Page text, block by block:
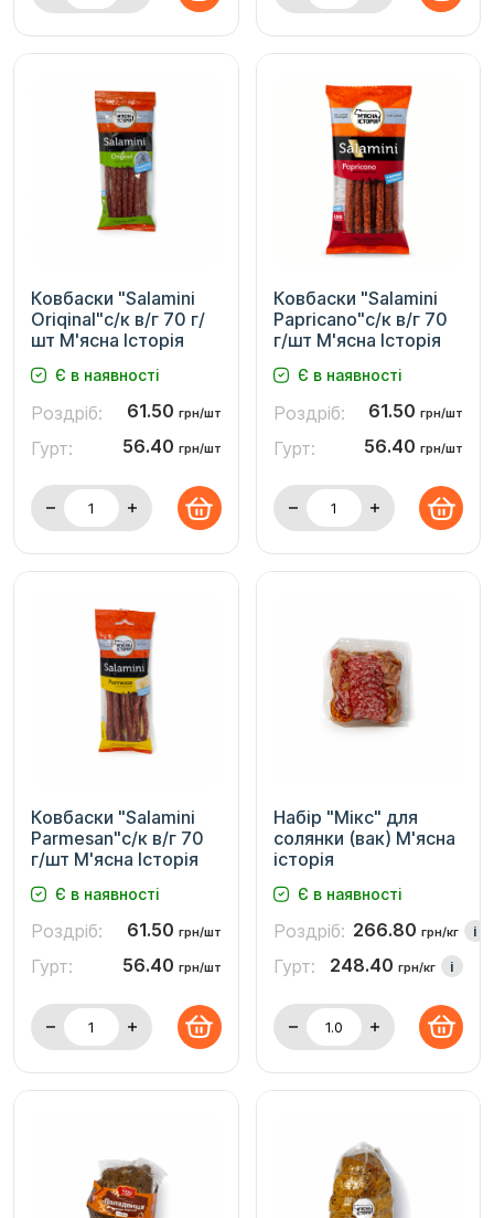
Ковбаски "Salamini
Oriqinal"с/к в/г 70 г/
шт М'ясна Історія
Є в наявності
Роздріб: 61.50 грн/шт
Гурт: 56.40 грн/шт
Ковбаски "Salamini
Papricano"с/к в/г 70
г/шт М'ясна Історія
Є в наявності
Роздріб: 61.50 грн/шт
Гурт: 56.40 грн/шт
Ковбаски "Salamini
Parmesan"с/к в/г 70
г/шт М'ясна Історія
Є в наявності
Роздріб: 61.50 грн/шт
Гурт: 56.40 грн/шт
Набір "Мікс" для
солянки (вак) М'ясна
історія
Є в наявності
Роздріб: 266.80 грн/кг i
Гурт: 248.40 грн/кг i